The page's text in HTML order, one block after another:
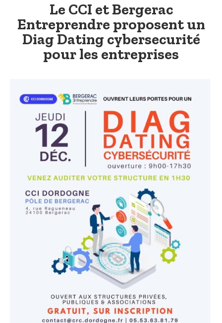
Le CCI et Bergerac
Entreprendre proposent un
Diag Dating cybersecurité
pour les entreprises